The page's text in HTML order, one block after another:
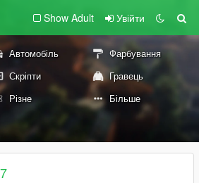
Show Adult Увійти
Автомобіль
Фарбування
Скріпти
Гравець
Різне Більше